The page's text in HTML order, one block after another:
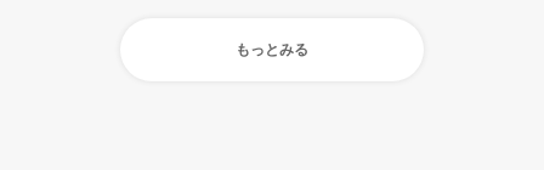
もっとみる